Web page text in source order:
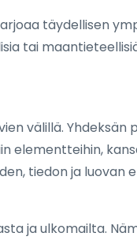
täydellisen
tai
välillä. Yhdeksän
elementteihin,
tiedon ja luovan
ja ulkomailta.